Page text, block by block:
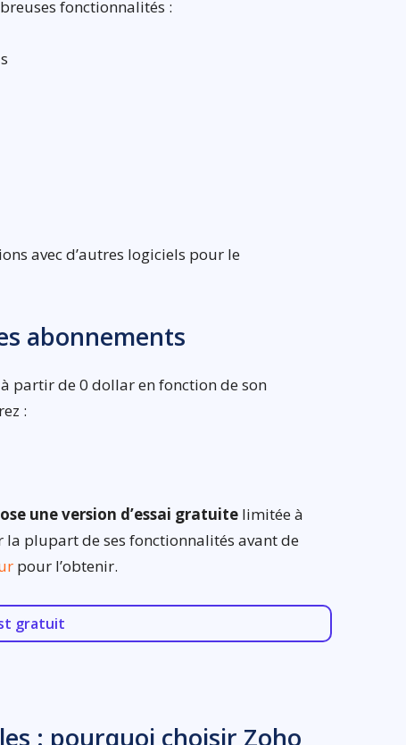
fonctionnalités :
avec d’autres logiciels pour le
abonnements
partir de 0 dollar en fonction de son
:
une version d’essai gratuite limitée à
plupart de ses fonctionnalités avant de
pour l’obtenir.
gratuit
: pourquoi choisir Zoho